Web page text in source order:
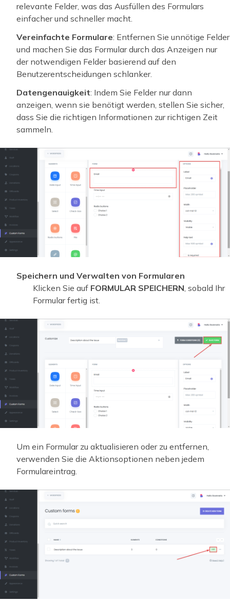
relevante Felder, was das Ausfüllen des Formulars
einfacher und schneller macht.
Vereinfachte Formulare: Entfernen Sie unnötige Felder
und machen Sie das Formular durch das Anzeigen nur
der notwendigen Felder basierend auf den
Benutzerentscheidungen schlanker.
Datengenauigkeit: Indem Sie Felder nur dann
anzeigen, wenn sie benötigt werden, stellen Sie sicher,
dass Sie die richtigen Informationen zur richtigen Zeit
sammeln.
Speichern und Verwalten von Formularen
Klicken Sie auf FORMULAR SPEICHERN , sobald Ihr
Formular fertig ist.
Um ein Formular zu aktualisieren oder zu entfernen,
verwenden Sie die Aktionsoptionen neben jedem
Formulareintrag.